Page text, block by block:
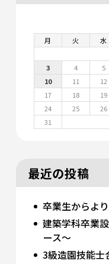
月 火 水
3
4 5
10
11 12
17
18 19
24
25 26
31
最近の投稿
卒業生からよ
建築学科卒業
ース～
3級造園技能士